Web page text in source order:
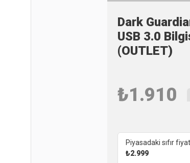
Dark
USB 3.0
(OUTLET)
₺1.910
Piyasadaki sıfır
₺2.999